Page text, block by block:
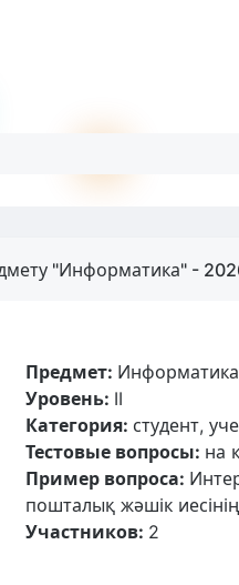
"Информатика" -
Предмет: Информатика
Уровень: II
Категория: студент,
Тестовые вопросы: на
Пример вопроса:
пошталық жəшік
Участников: 2